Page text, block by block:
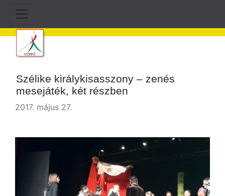
Szélike királykisasszony – zenés
mesejáték, két részben
2017. május 27.